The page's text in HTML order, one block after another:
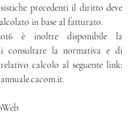
precedenti il diritto deve
in base al fatturato.
è inoltre disponibile la
consultare la normativa e di
calcolo al seguente link: